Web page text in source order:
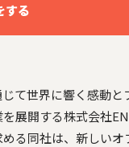
する
じて世界に響く感動
展開する株式会社
る同社は、新しい